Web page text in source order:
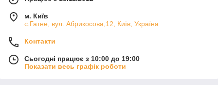
м. Київ
с.Гатне, вул. Абрикосова,12, Київ, Україна
Контакти
Сьогодні працює з 10:00 до 19:00
Показати весь графік роботи